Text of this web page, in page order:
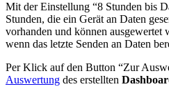
Mit der Einstellung “8 Stunden bis
Stunden, die ein Gerät an Daten
vorhanden und können ausgewertet
wenn das letzte Senden an Daten
Per Klick auf den Button “Zur
Auswertung des erstellten